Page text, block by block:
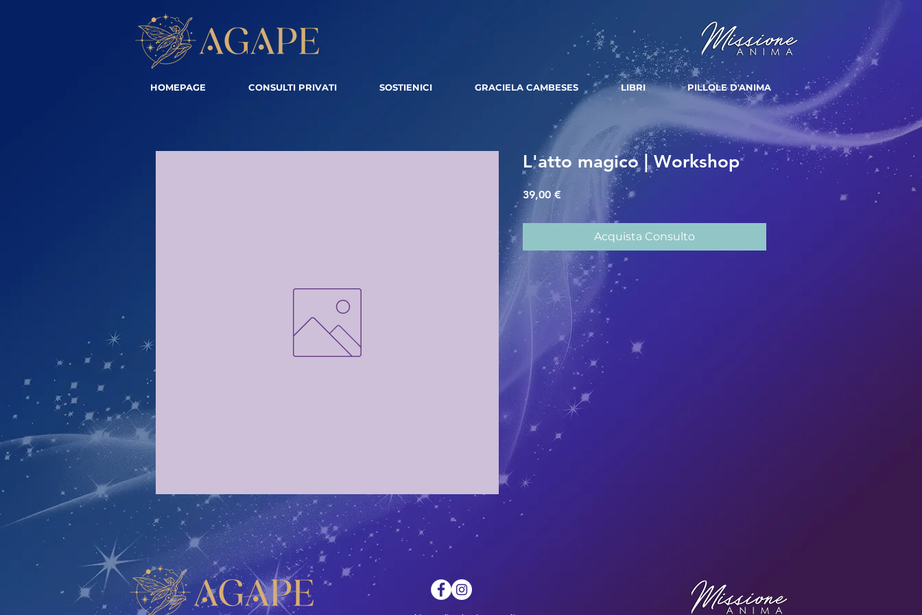
HOMEPAGE CONSULTI PRIVATI SOSTIENICI GRACIELA CAMBESES LIBRI PILLOLE D'ANIMA
L'atto magico | Workshop
39,00 €Prezzo
Acquista Consulto